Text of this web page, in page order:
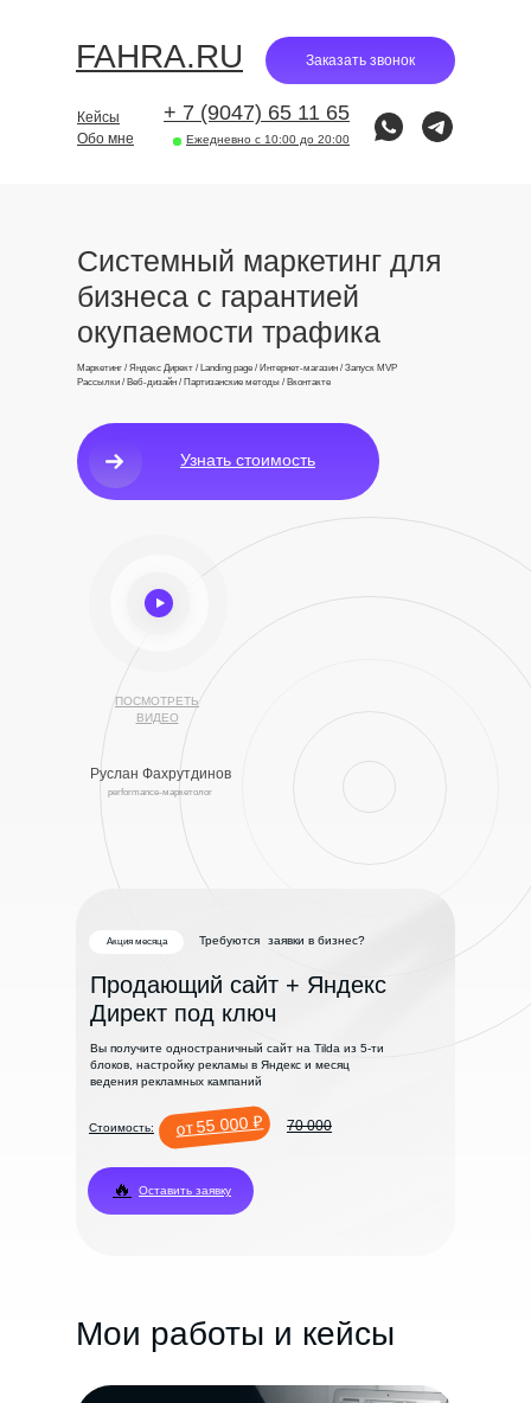
+ 7 (9047) 65 11 65
Ежедневно с 10:00 до 20:00
Обо мне
Кейсы
FAHRA.RU Заказать звонок
Системный маркетинг для
бизнеса с гарантией
окупаемости трафика
Маркетинг / Яндекс Директ / Landing page / Интернет-магазин / Запуск MVP
Рассылки / Веб-дизайн / Партизанские методы / Вконтакте
ПОСМОТРЕТЬ
ВИДЕО
Руслан Фахрутдинов
performance-маркетолог
Узнать стоимость
🔥 Оставить заявку
от 55 000 ₽ 70 000
Стоимость:
Вы получите одностраничный сайт на Tilda из 5-ти
блоков, настройку рекламы в Яндекс и месяц
ведения рекламных кампаний
Продающий сайт + Яндекс
Директ под ключ
Требуются заявки в бизнес?
Акция месяца
Мои работы и кейсы